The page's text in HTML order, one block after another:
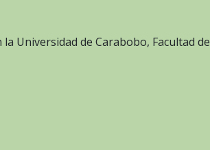
Universidad de Carabobo, Facultad de